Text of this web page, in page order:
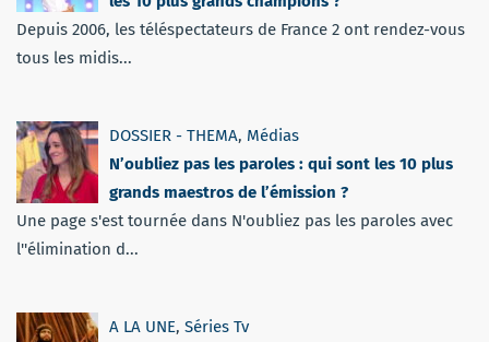
Depuis 2006, les téléspectateurs de France 2 ont rendez-vous
tous les midis...
DOSSIER - THEMA, Médias
N’oubliez pas les paroles : qui sont les 10 plus
grands maestros de l’émission ?
Une page s'est tournée dans N'oubliez pas les paroles avec
l''élimination d...
A LA UNE, Séries Tv